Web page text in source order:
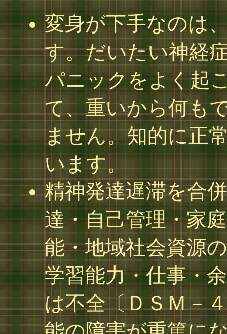
変身が下手なのは
す。だいたい神経
パニックをよく起
て、重いから何も
ません。知的に正
います。
精神発達遅滞を合
達・自己管理・家
能・地域社会資源
学習能力・仕事・
は不全〔ＤＳＭ－